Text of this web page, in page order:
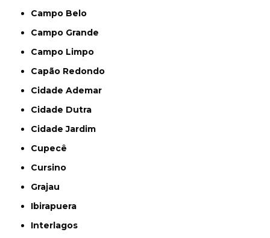
Campo Belo
Campo Grande
Campo Limpo
Capão Redondo
Cidade Ademar
Cidade Dutra
Cidade Jardim
Cupecê
Cursino
Grajau
Ibirapuera
Interlagos